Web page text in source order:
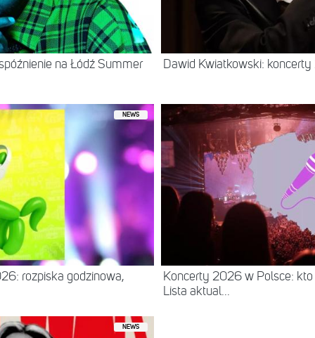
na Łódź Summer Dawid Kwiatkowski:
NEWS
rozpiska godzinowa,
Koncerty 2026 w Polsce:
Lista aktual...
NEWS